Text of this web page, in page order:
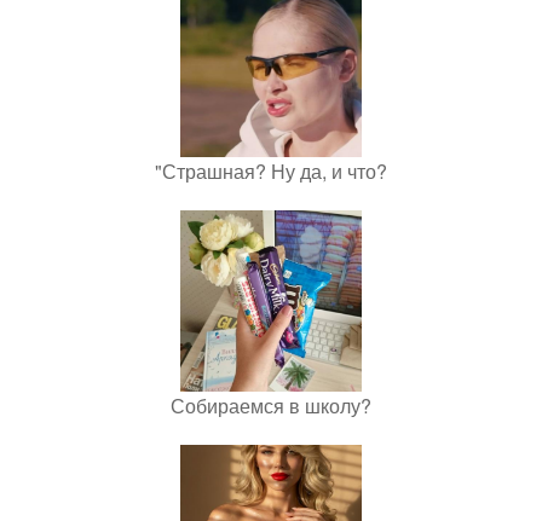
"Страшная? Ну да, и что?
Собираемся в школу?